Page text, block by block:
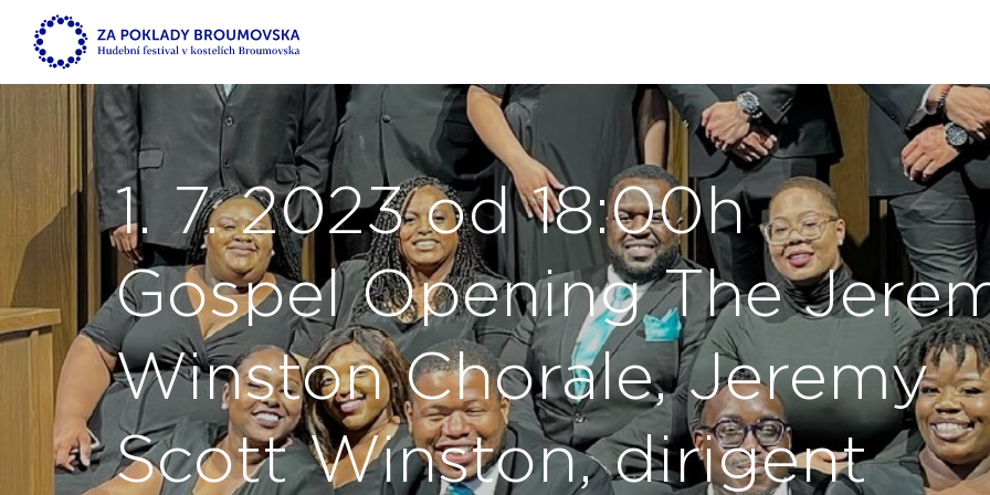
1. 7. 2023 od 18:00h
Gospel Opening The
Winston Chorale, Jeremy
Scott Winston, dirigent